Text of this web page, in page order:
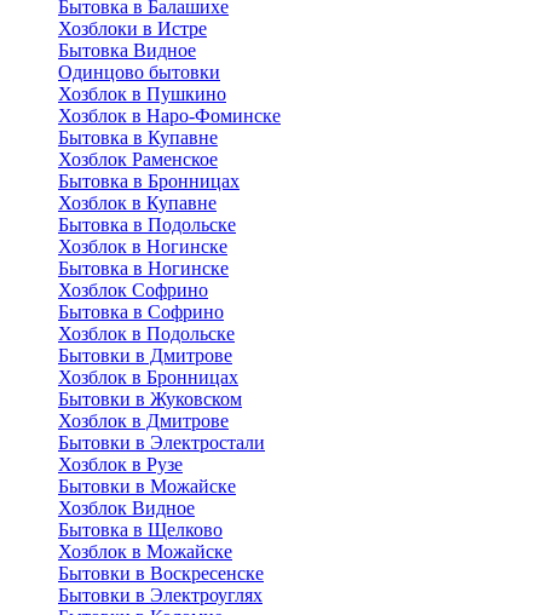
Бытовкa в Балашихе
Хозблоки в Истре
Бытовка Видное
Одинцово бытовки
Хозблок в Пушкино
Хозблок в Наро-Фоминске
Бытовка в Купавне
Хозблок Раменское
Бытовка в Бронницах
Хозблок в Купавне
Бытовка в Подольске
Хозблок в Ногинске
Бытовка в Ногинске
Хозблок Софрино
Бытовка в Софрино
Хозблок в Подольске
Бытовки в Дмитрове
Хозблок в Бронницах
Бытовки в Жуковском
Хозблок в Дмитрове
Бытовки в Электростали
Хозблок в Рузе
Бытовки в Можайске
Хозблок Видное
Бытовкa в Щелково
Хозблок в Можайске
Бытовки в Воскресенске
Бытовки в Электроуглях